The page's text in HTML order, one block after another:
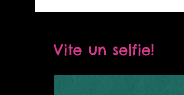
Vite un selfie!